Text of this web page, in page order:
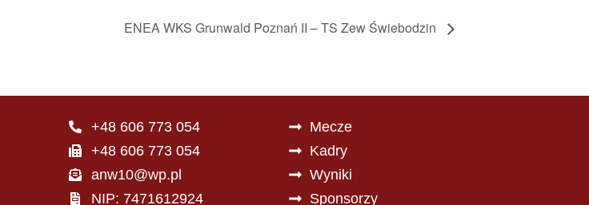
ENEA WKS Grunwald Poznań II – TS Zew Świebodzin
+48 606 773 054
+48 606 773 054
anw10@wp.pl
NIP: 7471612924
Mecze
Kadry
Wyniki
Sponsorzy